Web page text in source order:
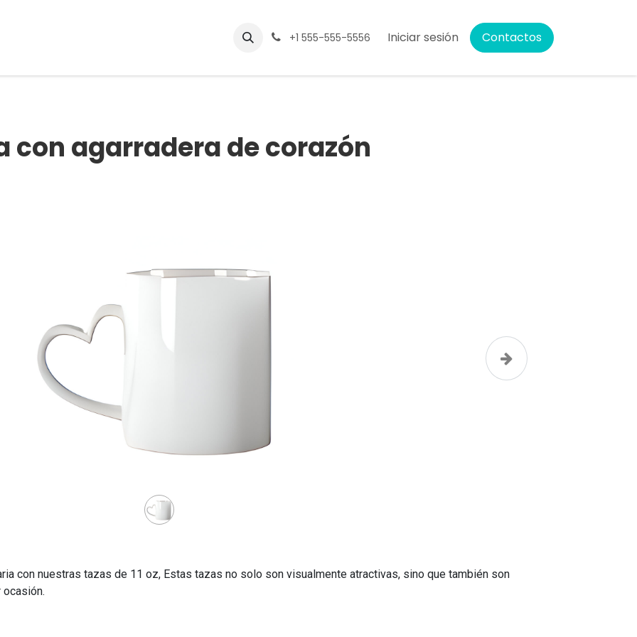
+1 555-555-5556 Iniciar sesión Contactos
con agarradera de corazón
Siguiente
con nuestras tazas de 11 oz, Estas tazas no solo son visualmente atractivas, sino que también son